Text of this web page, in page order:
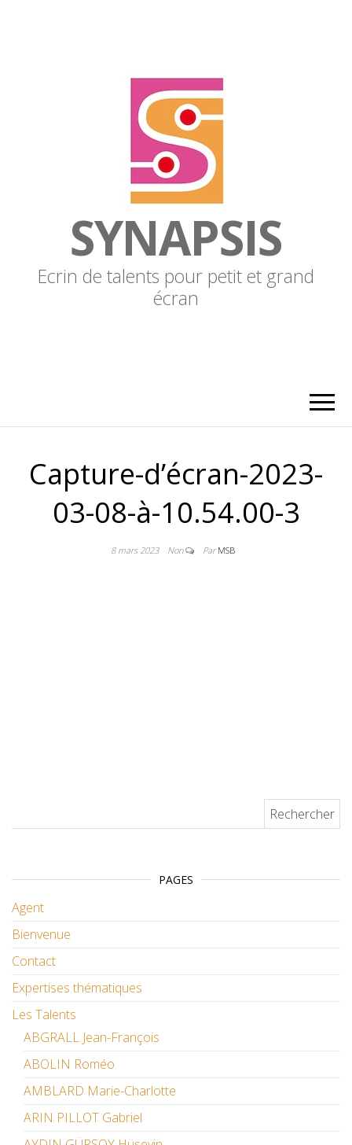
SYNAPSIS
Ecrin de talents pour petit et grand
écran
Capture-d’écran-2023-
03-08-à-10.54.00-3
8 mars 2023 Non ParMSB
PAGES
Agent
Bienvenue
Contact
Expertises thématiques
Les Talents
ABGRALL Jean-François
ABOLIN Roméo
AMBLARD Marie-Charlotte
ARIN PILLOT Gabriel